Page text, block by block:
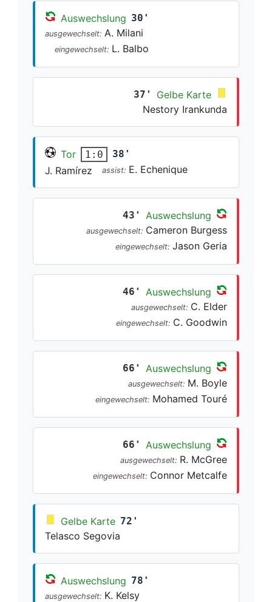
Auswechslung 30'
ausgewechselt: A. Milani
eingewechselt: L. Balbo
37'
Gelbe Karte
Nestory Irankunda
Tor 1:0 38'
J. Ramírez assist: E. Echenique
43' Auswechslung
ausgewechselt: Cameron Burgess
eingewechselt: Jason Geria
46' Auswechslung
ausgewechselt: C. Elder
eingewechselt: C. Goodwin
66' Auswechslung
ausgewechselt: M. Boyle
eingewechselt: Mohamed Touré
66' Auswechslung
ausgewechselt: R. McGree
eingewechselt: Connor Metcalfe
Gelbe Karte 72'
Telasco Segovia
Auswechslung 78'
ausgewechselt: K. Kelsy